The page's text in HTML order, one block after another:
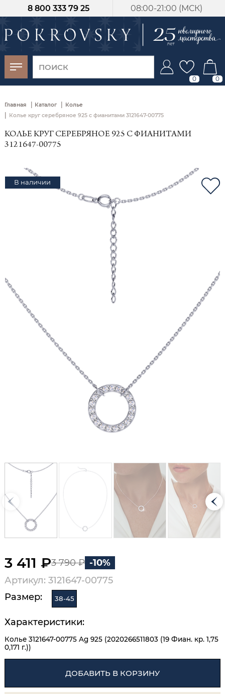
08:00-21:00 (МСК)
8 800 333 79 25
0 0
Главная | Каталог | Колье
| Колье круг серебряное 925 с фианитами 3121647-00775
КОЛЬЕ КРУГ СЕРЕБРЯНОЕ 925 С ФИАНИТАМИ
3121647-00775
В наличии
3 411 ₽3 790 ₽ -10%
Артикул: 3121647-00775
Размер:
38-45
Характеристики:
Колье 3121647-00775 Ag 925 (2020266511803 (19 Фиан. кр. 1,75
0,171 г.))
ДОБАВИТЬ В КОРЗИНУ
-30%
от 15 дней с
момента оплаты